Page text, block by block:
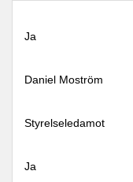
Ja
Daniel Moström
Styrelseledamot
Ja